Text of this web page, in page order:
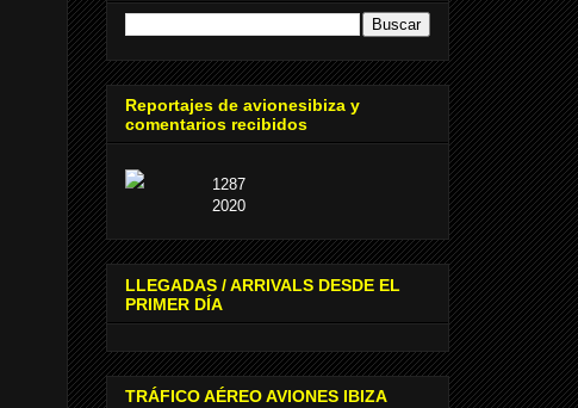
Reportajes de avionesibiza y
comentarios recibidos
1287
2020
LLEGADAS / ARRIVALS DESDE EL
PRIMER DÍA
TRÁFICO AÉREO AVIONES IBIZA